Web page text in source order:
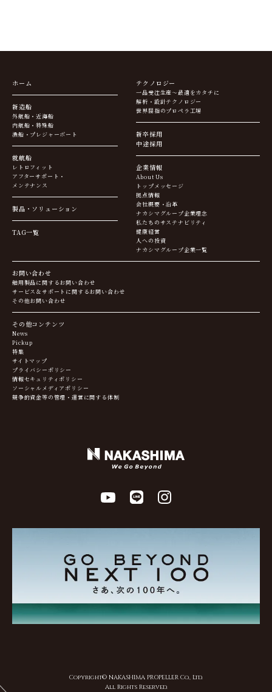
Copyright© NAKASHIMA PROPELLER Co., Ltd.
All Rights Reserved.
ホーム
新造船
外航船・近海船
内航船・特殊船
漁船・プレジャーボート
就航船
レトロフィット
アフターサポート・
メンテナンス
製品・ソリューション
TAG一覧
テクノロジー
一品受注生産～最適をカタチに
解析・設計テクノロジー
世界屈指のプロペラ工場
新卒採用
中途採用
企業情報
About Us
トップメッセージ
拠点情報
会社概要・沿革
ナカシマグループ企業理念
私たちのサステナビリティ
健康経営
人への投資
ナカシマグループ企業一覧
お問い合わせ
舶用製品に関するお問い合わせ
サービス＆サポートに関するお問い合わせ
その他お問い合わせ
その他コンテンツ
News
Pickup
特集
サイトマップ
プライバシーポリシー
情報セキュリティポリシー
ソーシャルメディアポリシー
競争的資金等の管理・運営に関する体制